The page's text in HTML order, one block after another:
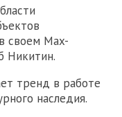
своем Max-
Никитин.
тренд в работе
наследия.